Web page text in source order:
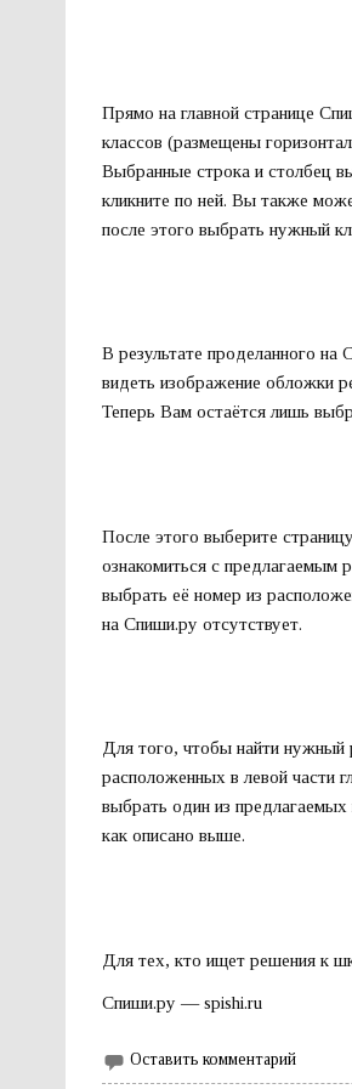
Прямо на главной странице
классов (размещены
Выбранные строка и столбец
кликните по ней. Вы также
после этого выбрать нужный
В результате проделанного
видеть изображение обложки
Теперь Вам остаётся лишь
После этого выберите
ознакомиться с предлагаемым
выбрать её номер из
на Спиши.ру отсутствует.
Для того, чтобы найти нужный
расположенных в левой части
выбрать один из предлагаемых
как описано выше.
Для тех, кто ищет решения к
Спиши.ру — spishi.ru
Оставить комментарий